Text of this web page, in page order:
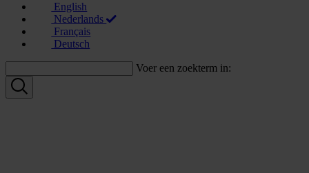
English
Nederlands
Français
Deutsch
Voer een zoekterm in: